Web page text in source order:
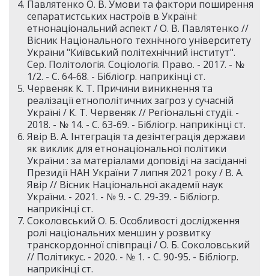
Павлятенко О. В. Умови та фактори поширення
сепаратистських настроїв в Україні:
етнонаціональний аспект / О. В. Павлятенко //
Вісник Національного технічного університету
України "Київський політехнічний інститут".
Сер. Політологія. Соціологія. Право. - 2017. - №
1/2. - С. 64-68. - Бібліогр. наприкінці ст.
Червеняк К. Т. Причини виникнення та
реалізації етнополітичних загроз у сучасній
Україні / К. Т. Червеняк // Регіональні студії. -
2018. - № 14. - С. 63-69. - Бібліогр. наприкінці ст.
Явір В. А. Інтеграція та дезінтеграція держави
як виклик для етнонаціональної політики
України : за матеріалами доповіді на засіданні
Президії НАН України 7 липня 2021 року / В. А.
Явір // Вісник Національної академії наук
України. - 2021. - № 9. - С. 29-39. - Бібліогр.
наприкінці ст.
Соколовський О. Б. Особливості дослідження
ролі національних меншин у розвитку
транскордонної співпраці / О. Б. Соколовський
// Політикус. - 2020. - № 1. - С. 90-95. - Бібліогр.
наприкінці ст.